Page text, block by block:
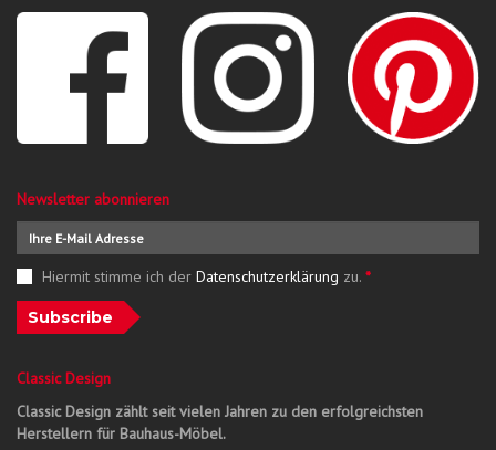
Newsletter abonnieren
Hiermit stimme ich der Datenschutzerklärung zu. *
Subscribe
Classic Design
Classic Design zählt seit vielen Jahren zu den erfolgreichsten
Herstellern für Bauhaus-Möbel.